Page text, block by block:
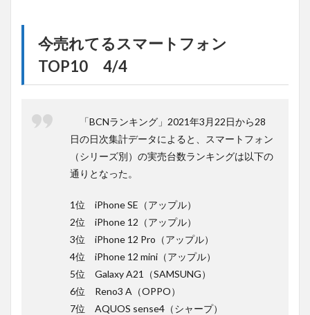
今売れてるスマートフォン
TOP10 4/4
「BCNランキング」2021年3月22日から28
日の日次集計データによると、スマートフォン
（シリーズ別）の実売台数ランキングは以下の
通りとなった。
1位 iPhone SE（アップル）
2位 iPhone 12（アップル）
3位 iPhone 12 Pro（アップル）
4位 iPhone 12 mini（アップル）
5位 Galaxy A21（SAMSUNG）
6位 Reno3 A（OPPO）
7位 AQUOS sense4（シャープ）